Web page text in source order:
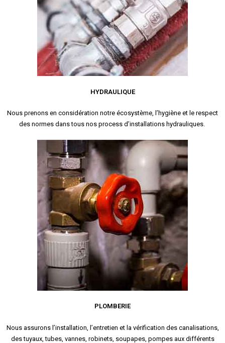
HYDRAULIQUE
Nous prenons en considération notre écosystème, l’hygiène et le respect
des normes dans tous nos process d’installations hydrauliques.
PLOMBERIE
Nous assurons l’installation, l’entretien et la vérification des canalisations,
des tuyaux, tubes, vannes, robinets, soupapes, pompes aux différents